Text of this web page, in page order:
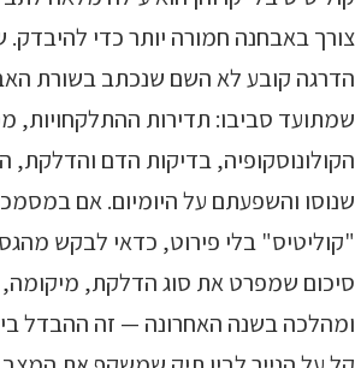
צורך באבחנה חמורה יותר כדי להיבדק.
הדרגה קובע לא השם שנכתב בשורת
שמתועד סביבו: תדירות ההתלקחויות,
הקולונוסקופיה, בדיקות הדם והדלקת,
שנוסו והשפעתם על היומיום. אם
"קוליטיס" בלי פירוט, כדאי לבקש
סיכום שמפרט את סוג הדלקת,
ומהלכה בשנה האחרונה — זה ההבדל